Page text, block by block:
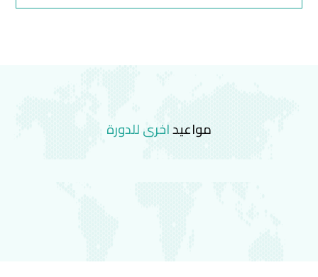
مواعيداخرى للدورة